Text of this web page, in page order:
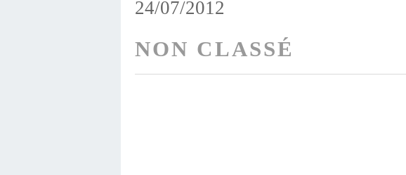
24/07/2012
NON CLASSÉ